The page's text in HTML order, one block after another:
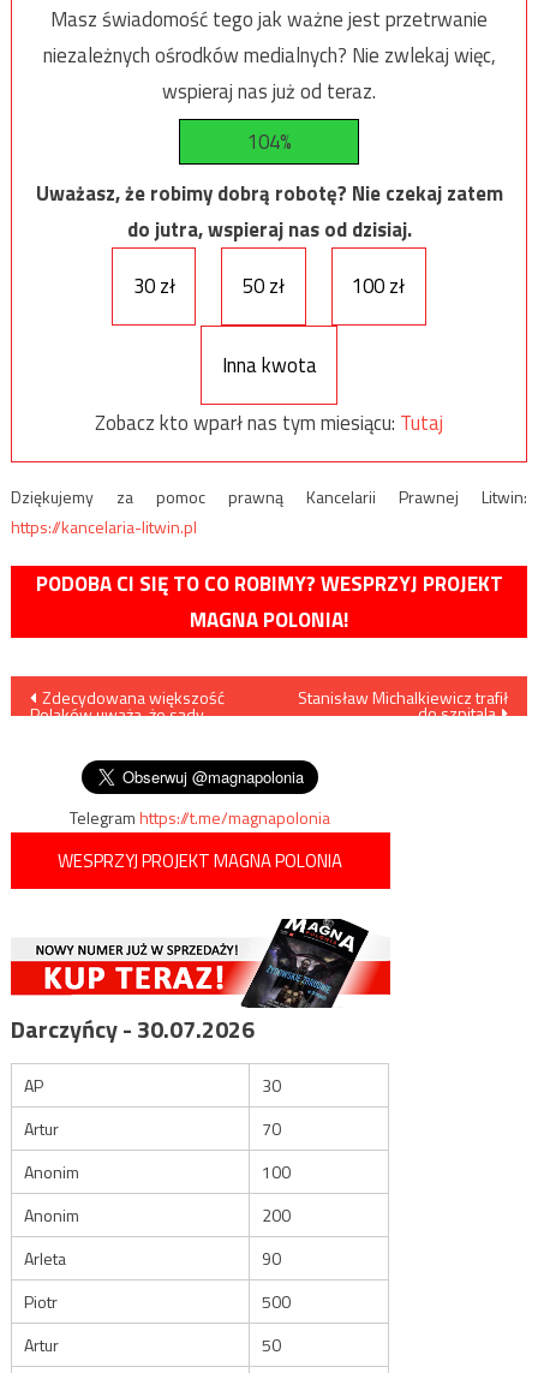
Masz świadomość tego jak ważne jest przetrwanie
niezależnych ośrodków medialnych? Nie zwlekaj więc,
wspieraj nas już od teraz.
104%
Uważasz, że robimy dobrą robotę? Nie czekaj zatem
do jutra, wspieraj nas od dzisiaj.
30 zł
50 zł 100 zł
Inna kwota
Zobacz kto wparł nas tym miesiącu: Tutaj
Dziękujemy za pomoc prawną Kancelarii Prawnej Litwin:
https://kancelaria-litwin.pl
PODOBA CI SIĘ TO CO ROBIMY? WESPRZYJ PROJEKT
MAGNA POLONIA!
Nawigacja
wpisu
Zdecydowana większość
Polaków uważa, że sądy
Stanisław Michalkiewicz trafił
do szpitala
Telegramhttps://t.me/magnapolonia
WESPRZYJ PROJEKT MAGNA POLONIA
Darczyńcy - 30.07.2026
AP
30
Artur
70
Anonim
100
Anonim
200
Arleta
90
Piotr
500
Artur
50